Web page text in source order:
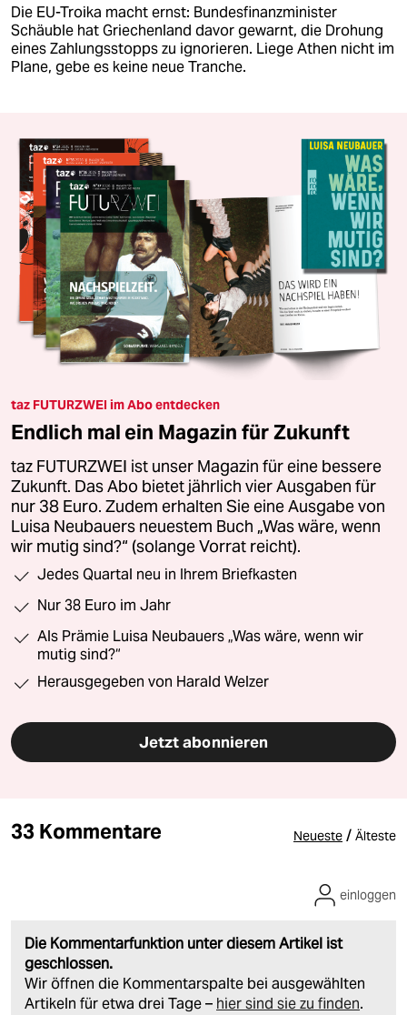
Die EU-Troika macht ernst: Bundesfinanzminister
Schäuble hat Griechenland davor gewarnt, die Drohung
eines Zahlungsstopps zu ignorieren. Liege Athen nicht im
Plane, gebe es keine neue Tranche.
taz FUTURZWEI im Abo entdecken
Endlich mal ein Magazin für Zukunft
taz FUTURZWEI ist unser Magazin für eine bessere
Zukunft. Das Abo bietet jährlich vier Ausgaben für
nur 38 Euro. Zudem erhalten Sie eine Ausgabe von
Luisa Neubauers neuestem Buch „Was wäre, wenn
wir mutig sind?“ (solange Vorrat reicht).
Jedes Quartal neu in Ihrem Briefkasten
Nur 38 Euro im Jahr
Als Prämie Luisa Neubauers „Was wäre, wenn wir
mutig sind?“
Herausgegeben von Harald Welzer
Jetzt abonnieren
33 Kommentare Neueste / Älteste
Die Kommentarfunktion unter diesem Artikel ist
geschlossen.
Wir öffnen die Kommentarspalte bei ausgewählten
Artikeln für etwa drei Tage – hier sind sie zu finden.
einloggen